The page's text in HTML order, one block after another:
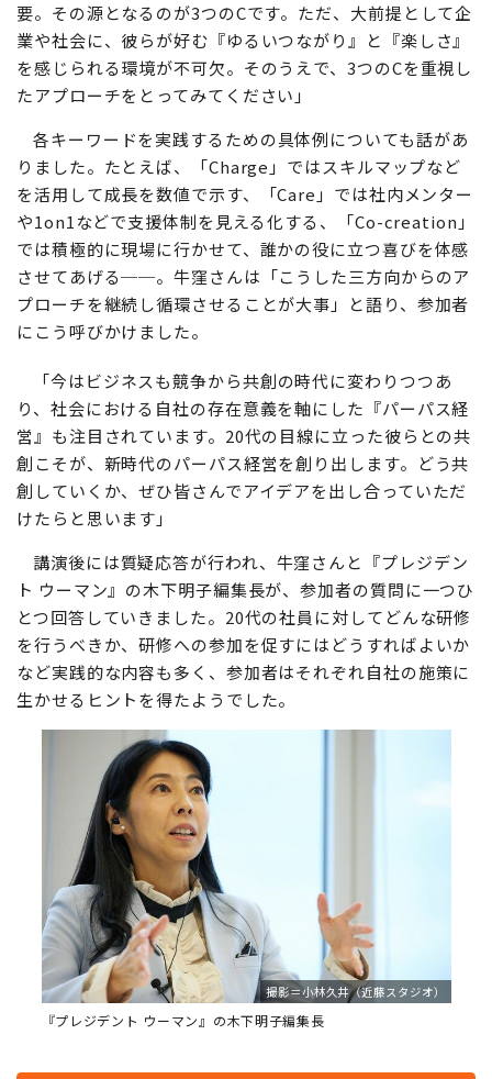
要。その源となるのが3つのCです。ただ、大前提として企
業や社会に、彼らが好む『ゆるいつながり』と『楽しさ』
を感じられる環境が不可欠。そのうえで、3つのCを重視し
たアプローチをとってみてください」
各キーワードを実践するための具体例についても話があ
りました。たとえば、「Charge」ではスキルマップなど
を活用して成長を数値で示す、「Care」では社内メンター
や1on1などで支援体制を見える化する、「Co-creation」
では積極的に現場に行かせて、誰かの役に立つ喜びを体感
させてあげる──。牛窪さんは「こうした三方向からのア
プローチを継続し循環させることが大事」と語り、参加者
にこう呼びかけました。
「今はビジネスも競争から共創の時代に変わりつつあ
り、社会における自社の存在意義を軸にした『パーパス経
営』も注目されています。20代の目線に立った彼らとの共
創こそが、新時代のパーパス経営を創り出します。どう共
創していくか、ぜひ皆さんでアイデアを出し合っていただ
けたらと思います」
講演後には質疑応答が行われ、牛窪さんと『プレジデン
ト ウーマン』の木下明子編集長が、参加者の質問に一つひ
とつ回答していきました。20代の社員に対してどんな研修
を行うべきか、研修への参加を促すにはどうすればよいか
など実践的な内容も多く、参加者はそれぞれ自社の施策に
生かせるヒントを得たようでした。